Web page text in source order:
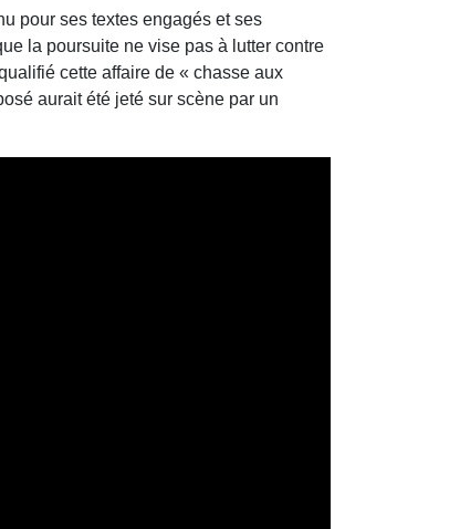
pour ses textes engagés et ses
la poursuite ne vise pas à lutter contre
cette affaire de « chasse aux
aurait été jeté sur scène par un